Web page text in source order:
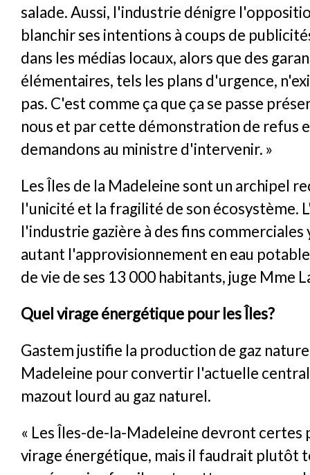
salade. Aussi, l'industrie dénigre
blanchir ses intentions à coups de
dans les médias locaux, alors que des
élémentaires, tels les plans d'urgence,
pas. C'est comme ça que ça se passe
nous et par cette démonstration de refus
demandons au ministre d'intervenir. »
Les Îles de la Madeleine sont un archipel
l'unicité et la fragilité de son écosystème.
l'industrie gazière à des fins commerciales
autant l'approvisionnement en eau
de vie de ses 13 000 habitants, juge Mme
Quel virage énergétique pour les Îles?
Gastem justifie la production de gaz
Madeleine pour convertir l'actuelle
mazout lourd au gaz naturel.
« Les Îles-de-la-Madeleine devront certes
virage énergétique, mais il faudrait plutôt